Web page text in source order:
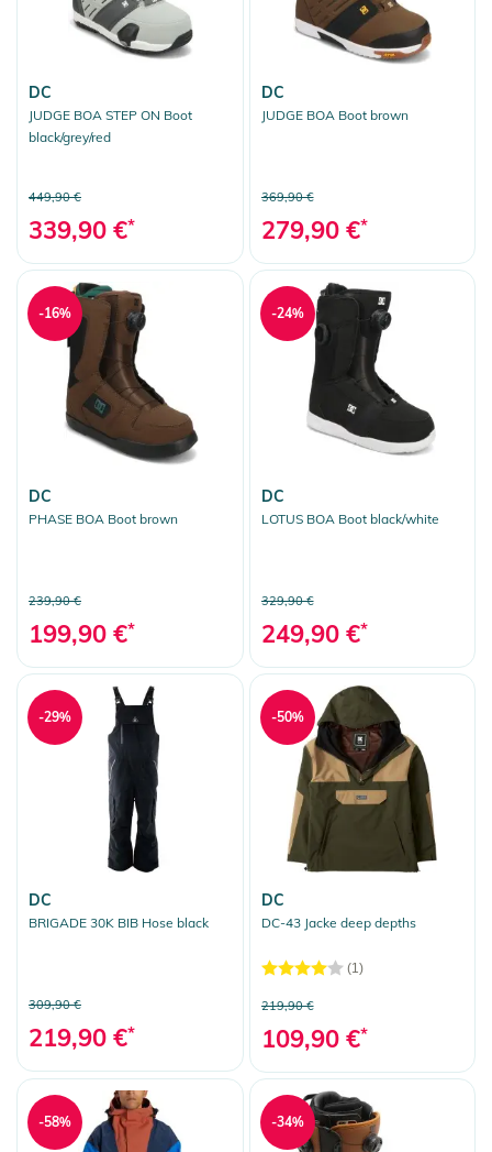
DC
JUDGE BOA STEP ON Boot
black/grey/red
449,90 €
339,90 €*
DC
JUDGE BOA Boot brown
369,90 €
279,90 €*
DC
PHASE BOA Boot brown
239,90 €
199,90 €*
-16%
DC
LOTUS BOA Boot black/white
329,90 €
249,90 €*
-24%
DC
BRIGADE 30K BIB Hose black
309,90 €
219,90 €*
-29%
DC
DC-43 Jacke deep depths
(1)
219,90 €
109,90 €*
-50%
-58% -34%